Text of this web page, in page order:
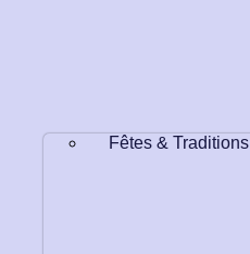
Fêtes & Traditions